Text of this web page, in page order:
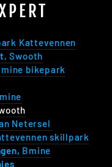
Kattevennen
, Swooth
bikepark
Netersel
skillpark
Bmine